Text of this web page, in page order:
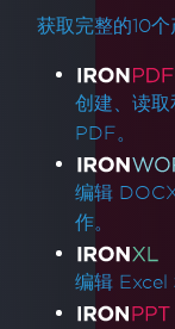
Azure
Azure
包依
在
题
由于
获取完整的10
产品链接
创建、读
PDF。
编辑
作。
编辑 Excel